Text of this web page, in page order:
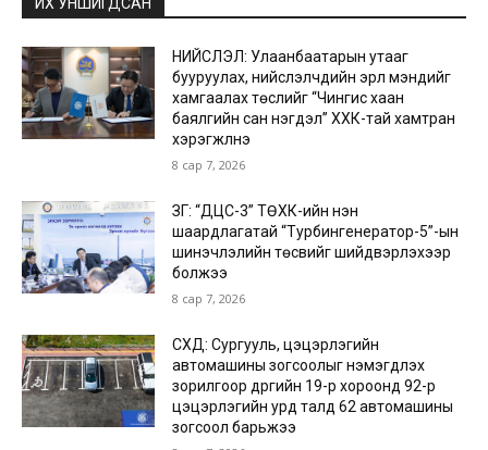
НИЙСЛЭЛ: Улаанбаатарын утааг
бууруулах, нийслэлчүүдийн эрүүл мэндийг
хамгаалах төслийг “Чингис хаан
баялгийн сан нэгдэл” ХХК-тай хамтран
хэрэгжүүлнэ
8 сар 7, 2026
ЗГ: “ДЦС-3” ТӨХК-ийн нэн
шаардлагатай “Турбингенератор-5”-ын
шинэчлэлийн төсвийг шийдвэрлэхээр
болжээ
8 сар 7, 2026
СХД: Сургууль, цэцэрлэгийн
автомашины зогсоолыг нэмэгдүүлэх
зорилгоор дүүргийн 19-р хороонд 92-р
цэцэрлэгийн урд талд 62 автомашины
зогсоол барьжээ